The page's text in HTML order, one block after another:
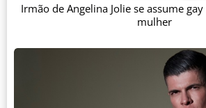
Irmão de Angelina Jolie se assume
mulher